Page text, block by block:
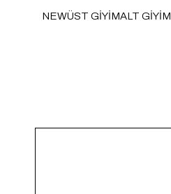
NEWÜST GİYİMALT GİYİM